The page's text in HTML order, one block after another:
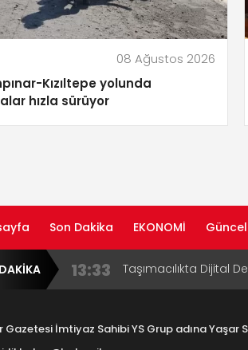
08 Ağustos 2026
Kızıltepe yolunda
hızla sürüyor
Son Dakika EKONOMİ Güncel
Diğer 13:33 Taşımacılıkta Dijital
Çocuklara Bıraktı
Gazetesi İmtiyaz Sahibi YS Grup adına Yaşar